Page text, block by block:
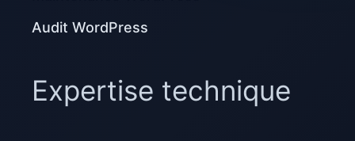
Audit WordPress
Expertise technique